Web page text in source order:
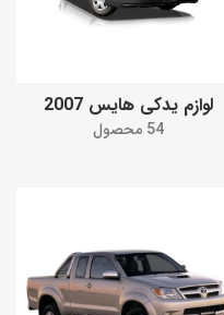
لوازم یدکی هایس 2007
54 محصول